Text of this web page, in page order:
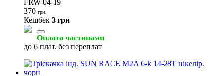
FRW-04-19
370 грн.
Кешбек 3 грн
Оплата частинами
до 6 плат. без переплат